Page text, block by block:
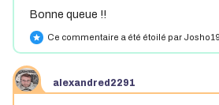
Bonne queue !!
star Ce commentaire a été étoilé par
alexandred2291